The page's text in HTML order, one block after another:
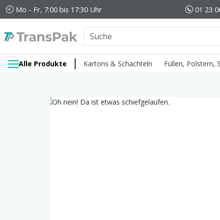
Mo - Fr, 7:00 bis 17:30 Uhr 01 23
Alle Produkte Kartons & Schachteln Füllen, Polstern,